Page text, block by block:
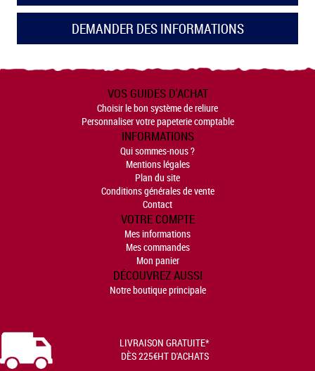
DEMANDER DES INFORMATIONS
VOS GUIDES D'ACHAT
Choisir le bon système de reliure
Personnaliser votre papeterie comptable
INFORMATIONS
Qui sommes-nous ?
Mentions légales
Plan du site
Conditions générales de vente
Contact
VOTRE COMPTE
Mes informations
Mes commandes
Mon panier
DÉCOUVREZ AUSSI
Notre boutique principale
LIVRAISON GRATUITE*
DÈS 225€HT D'ACHATS